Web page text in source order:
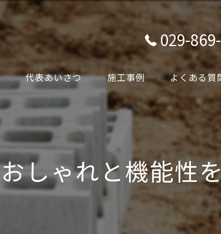
029-
代表あいさつ 施工事例 よくある質
しゃれと機能性